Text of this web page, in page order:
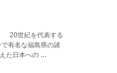
20世紀を代表する
有名な福島県の諸
た日本への ...